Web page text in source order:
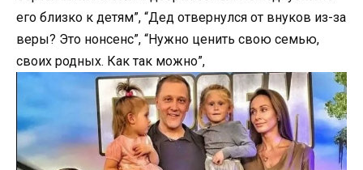
его близко к детям”, “Дед отвернулся от внуков из-за
веры? Это нонсенс”, “Нужно ценить свою семью,
своих родных. Как так можно”,